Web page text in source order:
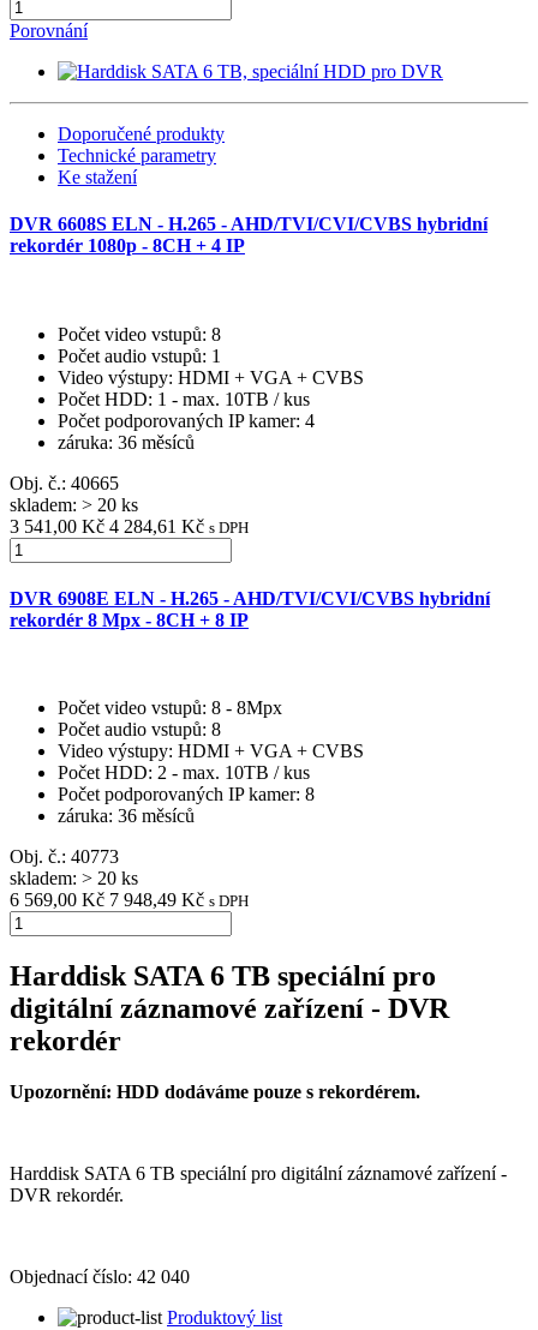
Porovnání
Doporučené produkty
Technické parametry
Ke stažení
DVR 6608S ELN - H.265 - AHD/TVI/CVI/CVBS hybridní
rekordér 1080p - 8CH + 4 IP
Počet video vstupů: 8
Počet audio vstupů: 1
Video výstupy: HDMI + VGA + CVBS
Počet HDD: 1 - max. 10TB / kus
Počet podporovaných IP kamer: 4
záruka: 36 měsíců
Obj. č.: 40665
skladem: > 20 ks
3 541,00 Kč 4 284,61 Kč s DPH
DVR 6908E ELN - H.265 - AHD/TVI/CVI/CVBS hybridní
rekordér 8 Mpx - 8CH + 8 IP
Počet video vstupů: 8 - 8Mpx
Počet audio vstupů: 8
Video výstupy: HDMI + VGA + CVBS
Počet HDD: 2 - max. 10TB / kus
Počet podporovaných IP kamer: 8
záruka: 36 měsíců
Obj. č.: 40773
skladem: > 20 ks
6 569,00 Kč 7 948,49 Kč s DPH
Harddisk SATA 6 TB speciální pro
digitální záznamové zařízení - DVR
rekordér
Upozornění: HDD dodáváme pouze s rekordérem.
Harddisk SATA 6 TB speciální pro digitální záznamové zařízení -
DVR rekordér.
Objednací číslo: 42 040
Produktový list